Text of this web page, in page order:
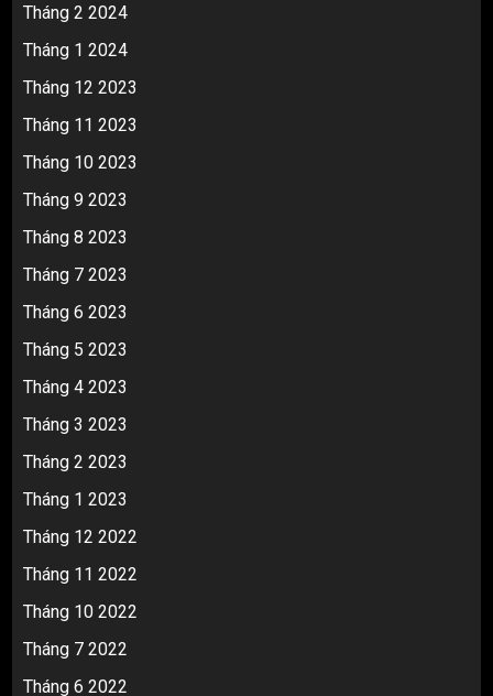
Tháng 2 2024
Tháng 1 2024
Tháng 12 2023
Tháng 11 2023
Tháng 10 2023
Tháng 9 2023
Tháng 8 2023
Tháng 7 2023
Tháng 6 2023
Tháng 5 2023
Tháng 4 2023
Tháng 3 2023
Tháng 2 2023
Tháng 1 2023
Tháng 12 2022
Tháng 11 2022
Tháng 10 2022
Tháng 7 2022
Tháng 6 2022